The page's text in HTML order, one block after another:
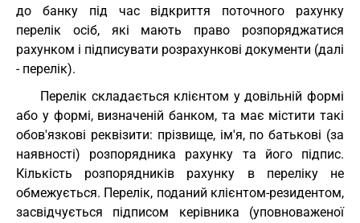
до банку під час відкриття поточного рахунку
перелік осіб, які мають право розпоряджатися
рахунком і підписувати розрахункові документи (далі
- перелік).
Перелік складається клієнтом у довільній формі
або у формі, визначеній банком, та має містити такі
обов'язкові реквізити: прізвище, ім'я, по батькові (за
наявності) розпорядника рахунку та його підпис.
Кількість розпорядників рахунку в переліку не
обмежується. Перелік, поданий клієнтом-резидентом,
засвідчується підписом керівника (уповноваженої